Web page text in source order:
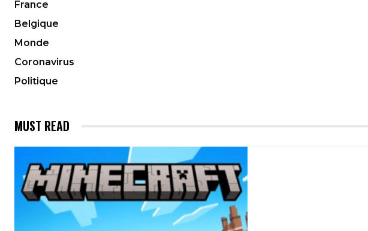
France
Belgique
Monde
Coronavirus
Politique
MUST READ